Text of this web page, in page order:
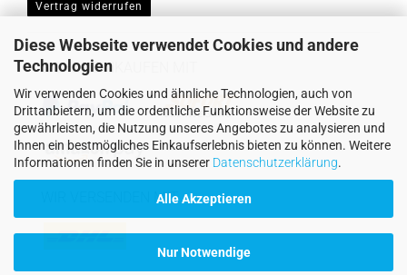
Diese Webseite verwendet Cookies und andere
Technologien
Wir verwenden Cookies und ähnliche Technologien, auch von
Drittanbietern, um die ordentliche Funktionsweise der Website zu
gewährleisten, die Nutzung unseres Angebotes zu analysieren und
Ihnen ein bestmögliches Einkaufserlebnis bieten zu können. Weitere
Informationen finden Sie in unserer Datenschutzerklärung.
Alle Akzeptieren
Nur Notwendige
Vertrag widerrufen
SICHER EINKAUFEN MIT
WIR VERSENDEN MIT